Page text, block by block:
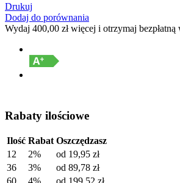
Drukuj
Dodaj do porównania
Wydaj 400,00 złwięcej i otrzymaj bezpłatną
Rabaty ilościowe
Ilość Rabat Oszczędzasz
12
2% od 19,95 zł
36
3% od 89,78 zł